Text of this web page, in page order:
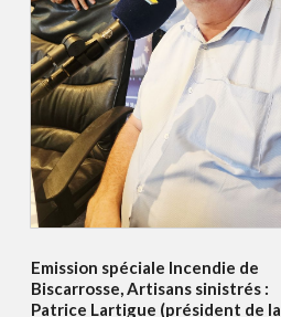
Emission spéciale Incendie de
Biscarrosse, Artisans sinistrés :
Patrice Lartigue (président de la